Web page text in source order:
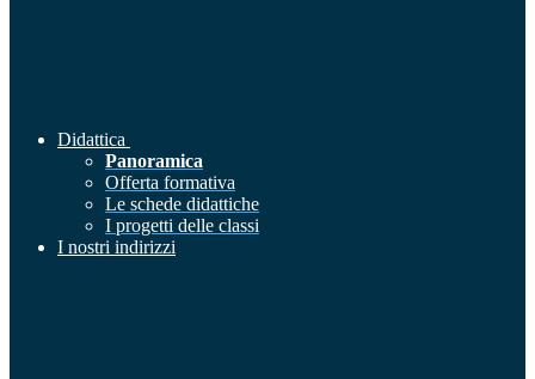
Didattica
Panoramica
Offerta formativa
Le schede didattiche
I progetti delle classi
I nostri indirizzi